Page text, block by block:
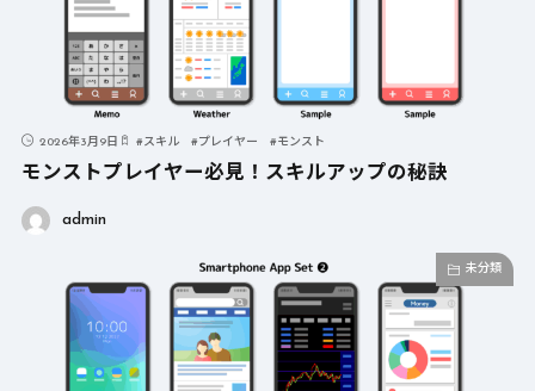
2026年3月9日 #スキル #プレイヤー #モンスト
モンストプレイヤー必見！スキルアップの秘訣
admin
未分類